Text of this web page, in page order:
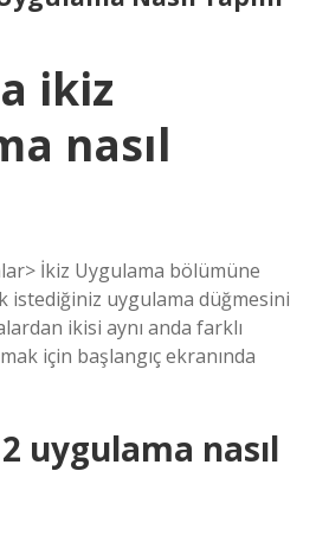
ikiz
nasıl
İkiz Uygulama bölümüne
istediğiniz uygulama düğmesini
ikisi aynı anda farklı
için başlangıç ekranında
uygulama nasıl